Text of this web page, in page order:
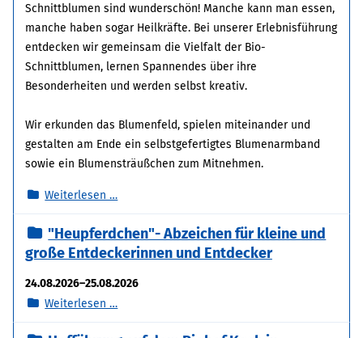
Schnittblumen sind wunderschön! Manche kann man essen,
manche haben sogar Heilkräfte. Bei unserer Erlebnisführung
entdecken wir gemeinsam die Vielfalt der Bio-
Schnittblumen, lernen Spannendes über ihre
Besonderheiten und werden selbst kreativ.
Wir erkunden das Blumenfeld, spielen miteinander und
gestalten am Ende ein selbstgefertigtes Blumenarmband
sowie ein Blumensträußchen zum Mitnehmen.
Weiterlesen …
im
Bio-
Schnittblumenfeld
Familien
"Heupferdchen"- Abzeichen für kleine und
große Entdeckerinnen und Entdecker
24.08.2026–25.08.2026
Weiterlesen …
Abzeichen